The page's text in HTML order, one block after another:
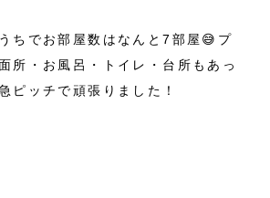
ちでお部屋数はなんと7部屋😅プ
所・お風呂・トイレ・台所もあっ
ピッチで頑張りました！